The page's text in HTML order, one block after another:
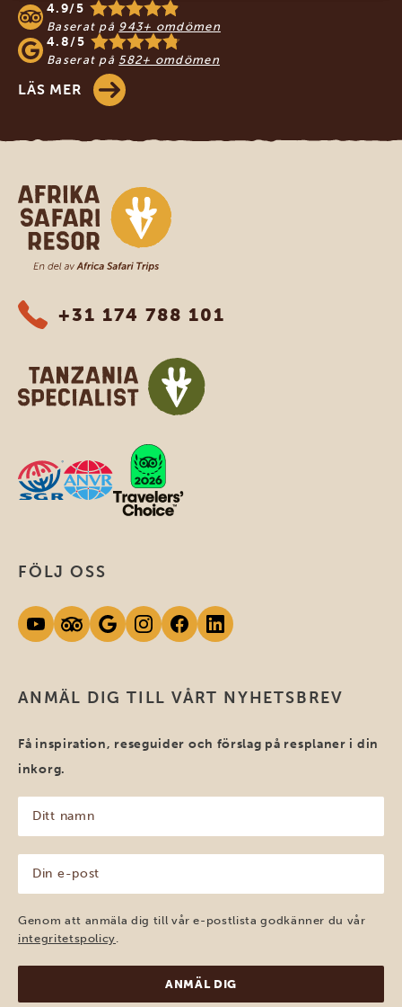
4.9/5
Baserat på 943+ omdömen
4.8/5
Baserat på 582+ omdömen
LÄS MER
Safari-resor i Afrika
+31 174 788 101
ANMÄL DIG TILL VÅRT NYHETSBREV
Få inspiration, reseguider och förslag på resplaner i din
inkorg.
namn
(Obligatoriskt)
post
(Obligatoriskt)
Genom att anmäla dig till vår e-postlista godkänner du vår
integritetspolicy.
FÖLJ OSS